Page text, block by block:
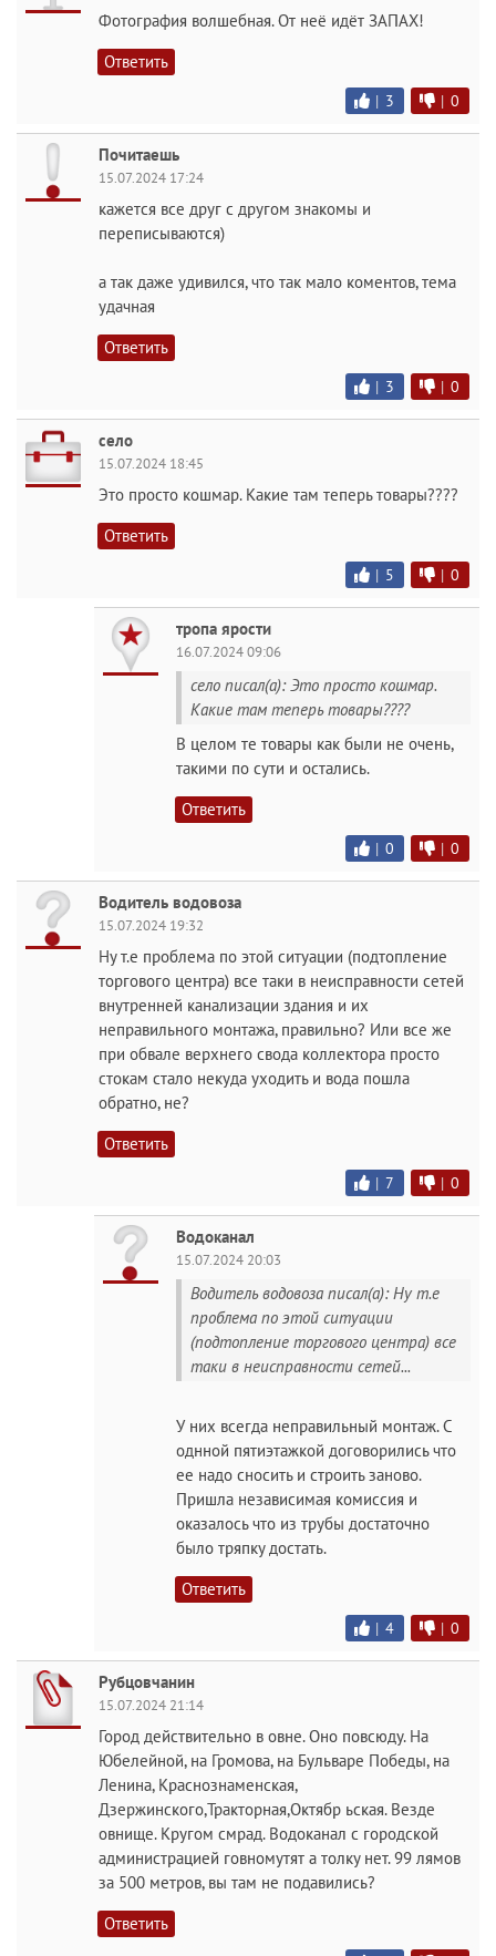
Фотография волшебная. От неё идёт ЗАПАХ!
Ответить
| 3 | 0
Почитаешь
15.07.2024 17:24
кажется все друг с другом знакомы и
переписываются)
а так даже удивился, что так мало коментов, тема
удачная
Ответить
| 3 | 0
село
15.07.2024 18:45
Это просто кошмар. Какие там теперь товары????
Ответить
| 5 | 0
тропа ярости
16.07.2024 09:06
село писал(а): Это просто кошмар.
Какие там теперь товары????
В целом те товары как были не очень,
такими по сути и остались.
Ответить
| 0 | 0
Водитель водовоза
15.07.2024 19:32
Ну т.е проблема по этой ситуации (подтопление
торгового центра) все таки в неисправности сетей
внутренней канализации здания и их
неправильного монтажа, правильно? Или все же
при обвале верхнего свода коллектора просто
стокам стало некуда уходить и вода пошла
обратно, не?
Ответить
| 7 | 0
Водоканал
15.07.2024 20:03
Водитель водовоза писал(а): Ну т.е
проблема по этой ситуации
(подтопление торгового центра) все
таки в неисправности сетей...
У них всегда неправильный монтаж. С
однной пятиэтажкой договорились что
ее надо сносить и строить заново.
Пришла независимая комиссия и
оказалось что из трубы достаточно
было тряпку достать.
Ответить
| 4 | 0
Рубцовчанин
15.07.2024 21:14
Город действительно в овне. Оно повсюду. На
Юбелейной, на Громова, на Бульваре Победы, на
Ленина, Краснознаменская,
Дзержинского,Тракторная,Октябр ьская. Везде
овнище. Кругом смрад. Водоканал с городской
администрацией говномутят а толку нет. 99 лямов
за 500 метров, вы там не подавились?
Ответить